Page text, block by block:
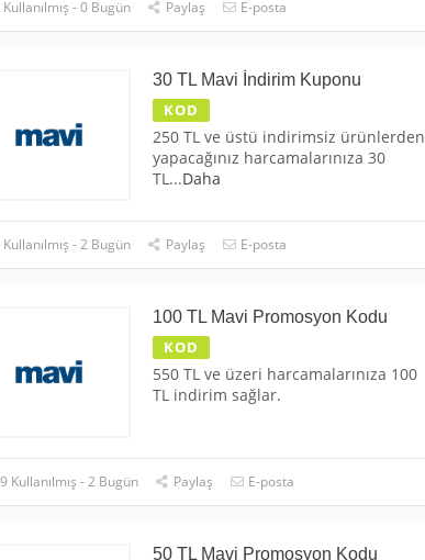
- 0 Bugün Paylaş E-posta
30 TL Mavi İndirim Kuponu
KOD
250 TL ve üstü indirimsiz ürünlerden
yapacağınız harcamalarınıza 30
TL...Daha
- 2 Bugün Paylaş E-posta
100 TL Mavi Promosyon Kodu
KOD
550 TL ve üzeri harcamalarınıza 100
TL indirim sağlar.
Kullanılmış - 2 Bugün Paylaş E-posta
50 TL Mavi Promosyon Kodu